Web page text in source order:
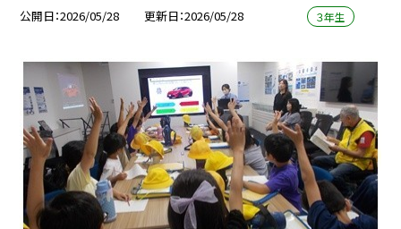
公開日 2026/05/28 更新日 2026/05/28 ３年生